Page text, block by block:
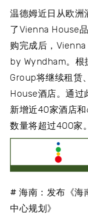
温德姆近日从欧洲
了Vienna House
购完成后，
by Wyndham。根
Group将继续租赁
House酒店。通过
新增近40家酒店
数量将超过400家
# 海南：发布《海
中心规划》